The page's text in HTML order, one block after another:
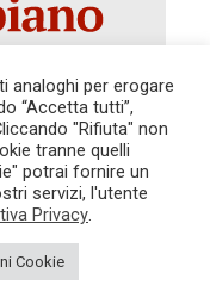
del 31
- 00159
analoghi per erogare
“Accetta tutti”,
"Rifiuta" non
tranne quelli
potrai fornire un
servizi, l'utente
Privacy.
Cookie